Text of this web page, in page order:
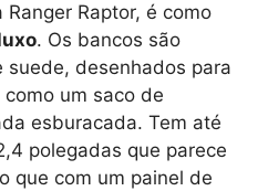
Raptor, é como
. Os bancos são
suede, desenhados para
um saco de
esburacada. Tem até
polegadas que parece
que com um painel de